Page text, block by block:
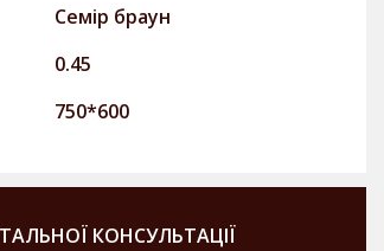
Семiр браун
0.45
750*600
КОНСУЛЬТАЦІЇ